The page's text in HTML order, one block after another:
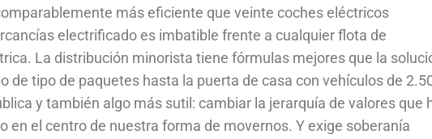
más eficiente que veinte coches eléctricos
electrificado es imbatible frente a cualquier flota de
La distribución minorista tiene fórmulas mejores que la
de tipo de paquetes hasta la puerta de casa con vehículos de
y también algo más sutil: cambiar la jerarquía de valores que
en el centro de nuestra forma de movernos. Y exige soberanía